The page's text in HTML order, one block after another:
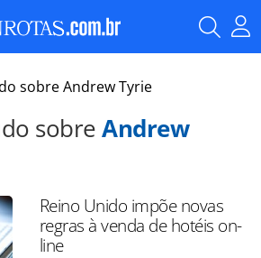
sobre Andrew Tyrie
sobreAndrew
Reino Unido impõe novas
regras à venda de hotéis on-
line